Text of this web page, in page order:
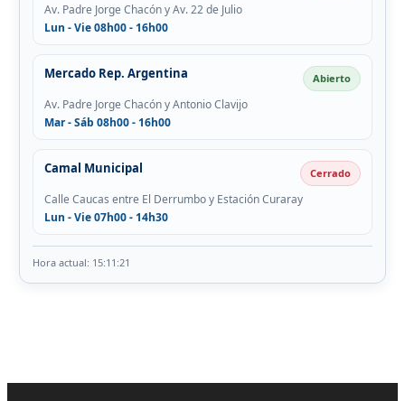
Av. Padre Jorge Chacón y Av. 22 de Julio
Lun - Vie 08h00 - 16h00
Mercado Rep. Argentina Abierto
Av. Padre Jorge Chacón y Antonio Clavijo
Mar - Sáb 08h00 - 16h00
Camal Municipal Cerrado
Calle Caucas entre El Derrumbo y Estación Curaray
Lun - Vie 07h00 - 14h30
Hora actual: 15:11:21